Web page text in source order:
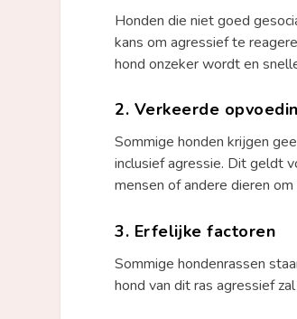
Honden die niet goed
kans om agressief te
hond onzeker wordt en
2. Verkeerde
Sommige honden krijgen
inclusief agressie. Dit geldt
mensen of andere dieren om
3. Erfelijke factoren
Sommige hondenrassen
hond van dit ras agressief